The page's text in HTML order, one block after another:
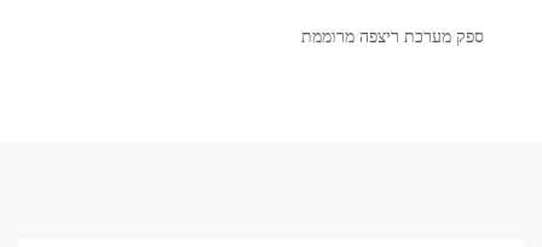
ספק מערכת ריצפה מרוממת